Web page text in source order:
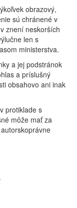
obrazový,
sú chránené v
znení neskorších
len s
ministerstva.
a jej podstránok
a príslušný
obsahovo ani inak
protiklade s
môže mať za